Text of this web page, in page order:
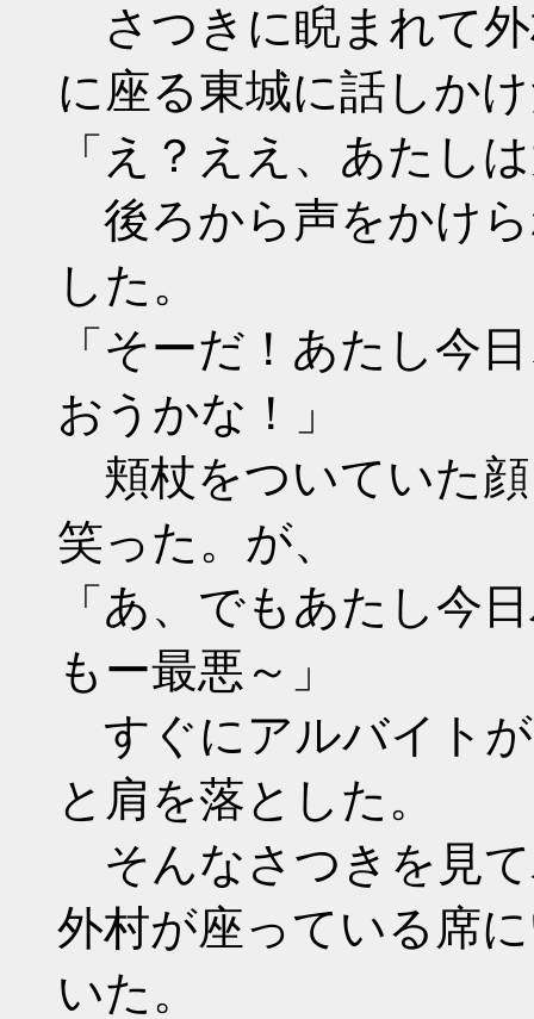
さつきに睨まれて
に座る東城に話しか
「え？ええ、あたし
後ろから声をかけ
した。
「そーだ！あたし今
おうかな！」
頬杖をついていた
笑った。が、
「あ、でもあたし今
もー最悪～」
すぐにアルバイト
と肩を落とした。
そんなさつきを見
外村が座っている席
いた。